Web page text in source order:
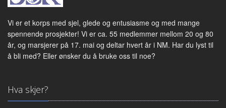
Vi er et korps med sjel, glede og entusiasme og med mange
spennende prosjekter! Vi er ca. 55 medlemmer mellom 20 og 80
år, og marsjerer på 17. mai og deltar hvert år i NM. Har du lyst til
å bli med? Eller ønsker du å bruke oss til noe?
Hva skjer?